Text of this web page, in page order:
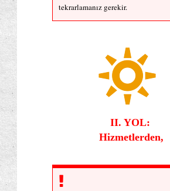
tekrarlamanız gerekir.
II. YOL:
Hizmetlerden,